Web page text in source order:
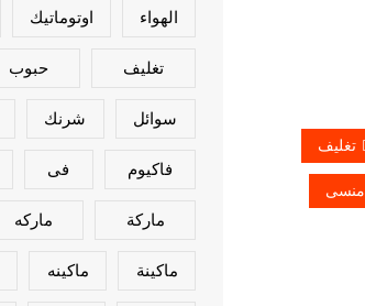
تغليف
منسى
الهواء اوتوماتيك
تغليف حبوب
سوائل شرنك
فاكيوم فى
ماركة ماركه
ماكينة ماكينه